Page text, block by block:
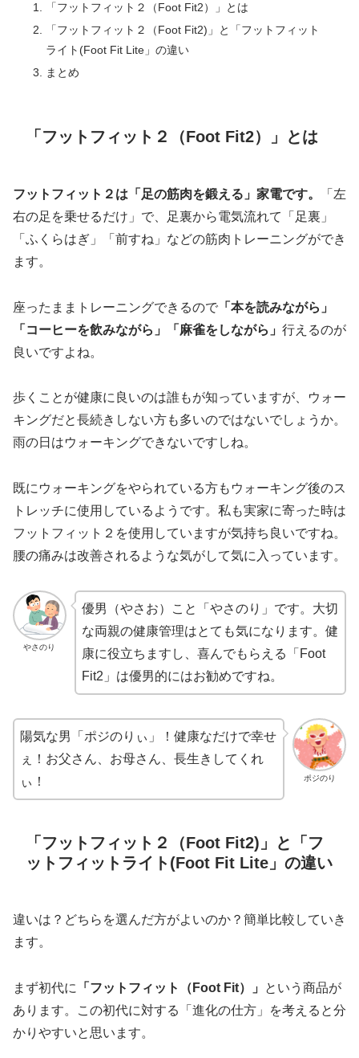
「フットフィット２（Foot Fit2）」とは
「フットフィット２（Foot Fit2)」と「フットフィット
ライト(Foot Fit Lite」の違い
まとめ
「フットフィット２（Foot Fit2）」とは
フットフィット２は「足の筋肉を鍛える」家電です。
「左
右の足を乗せるだけ」で、足裏から電気流れて「足裏」
「ふくらはぎ」「前すね」などの筋肉トレーニングができ
ます。
座ったままトレーニングできるので 「本を読みながら」
「コーヒーを飲みながら」「麻雀をしながら」 行えるのが
良いですよね。
歩くことが健康に良いのは誰もが知っていますが、ウォー
キングだと長続きしない方も多いのではないでしょうか。
雨の日はウォーキングできないですしね。
既にウォーキングをやられている方もウォーキング後のス
トレッチに使用しているようです。私も実家に寄った時は
フットフィット２を使用していますが気持ち良いですね。
腰の痛みは改善されるような気がして気に入っています。
やさのり
優男（やさお）こと「やさのり」です。大切
な両親の健康管理はとても気になります。健
康に役立ちますし、喜んでもらえる「Foot
Fit2」は優男的にはお勧めですね。
ポジのり
陽気な男「ポジのりぃ」！健康なだけで幸せ
ぇ！お父さん、お母さん、長生きしてくれ
ぃ！
「フットフィット２（Foot Fit2)」と「フ
ットフィットライト(Foot Fit Lite」の違い
違いは？どちらを選んだ方がよいのか？簡単比較していき
ます。
まず初代に 「フットフィット（Foot Fit）」
という商品が
あります。この初代に対する「進化の仕方」を考えると分
かりやすいと思います。